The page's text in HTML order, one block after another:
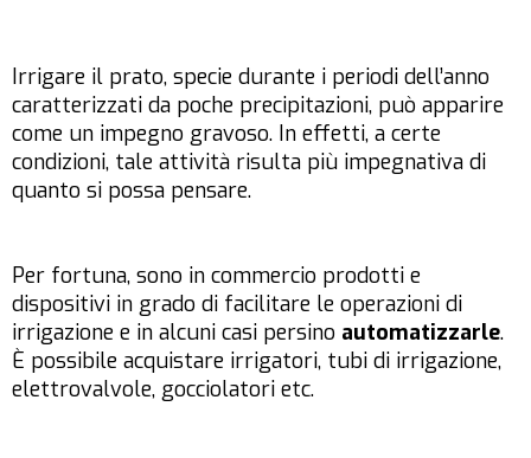
Irrigare il prato, specie durante i periodi dell’anno
caratterizzati da poche precipitazioni, può apparire
come un impegno gravoso. In effetti, a certe
condizioni, tale attività risulta più impegnativa di
quanto si possa pensare.
Per fortuna, sono in commercio prodotti e
dispositivi in grado di facilitare le operazioni di
irrigazione e in alcuni casi persino automatizzarle.
È possibile acquistare irrigatori, tubi di irrigazione,
elettrovalvole, gocciolatori etc.